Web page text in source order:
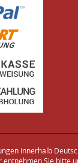
innerhalb
entnehmen Sie bitte